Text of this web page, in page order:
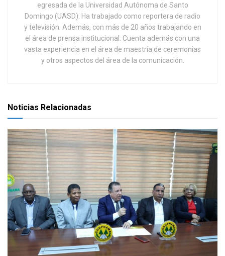
egresada de la Universidad Autónoma de Santo
Domingo (UASD). Ha trabajado como reportera de radio
y televisión. Además, con más de 20 años trabajando en
el área de prensa institucional. Cuenta además con una
vasta experiencia en el área de maestría de ceremonias
y otros aspectos del área de la comunicación.
Noticias Relacionadas